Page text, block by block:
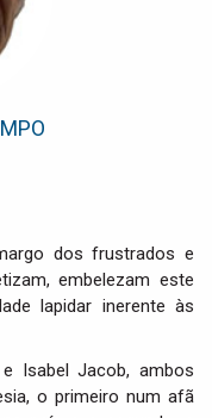
dos frustrados e
embelezam este
lapidar inerente às
Isabel Jacob, ambos
o primeiro num afã